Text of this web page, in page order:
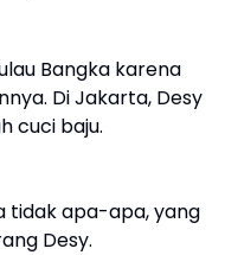
Bangka karena
Di Jakarta, Desy
cuci baju.
tidak apa-apa, yang
Desy.